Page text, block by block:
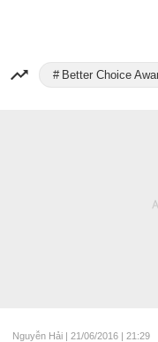
Better Choice
Nguyễn Hải | 21/06/2016 | 21:29